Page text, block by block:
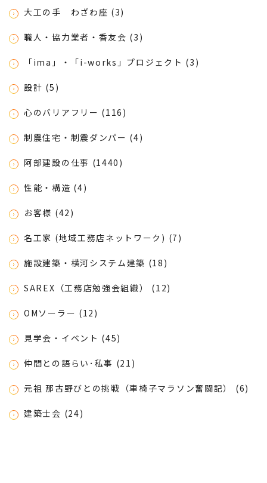
大工の手 わざわ座 (3)
職人・協力業者・香友会 (3)
「ima」・「i-works」プロジェクト (3)
設計 (5)
心のバリアフリー (116)
制震住宅・制震ダンパー (4)
阿部建設の仕事 (1440)
性能・構造 (4)
お客様 (42)
名工家 (地域工務店ネットワーク) (7)
施設建築・横河システム建築 (18)
SAREX（工務店勉強会組織） (12)
OMソーラー (12)
見学会・イベント (45)
仲間との語らい･私事 (21)
元祖 那古野びとの挑戦（車椅子マラソン奮闘記） (6)
建築士会 (24)